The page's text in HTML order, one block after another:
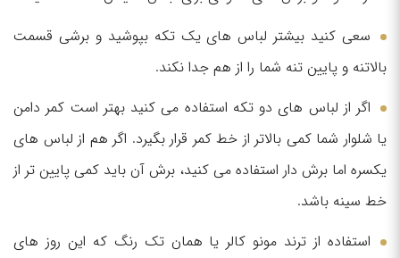
سعی کنید بیشتر لباس های یک تکه بپوشید و برشی قسمت
بالاتنه و پایین تنه شما را از هم جدا نکند.
اگر از لباس های دو تکه استفاده می کنید بهتر است کمر دامن
یا شلوار شما کمی بالاتر از خط کمر قرار بگیرد. اگر هم از لباس های
یکسره اما برش دار استفاده می کنید، برش آن باید کمی پایین تر از
خط سینه باشد.
استفاده از ترند مونو کالر یا همان تک رنگ که این روز های